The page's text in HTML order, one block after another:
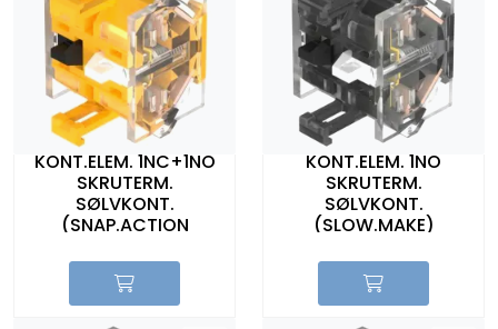
KONT.ELEM. 1NC+1NO
SKRUTERM.
SØLVKONT.
(SNAP.ACTION
KONT.ELEM. 1NO
SKRUTERM.
SØLVKONT.
(SLOW.MAKE)